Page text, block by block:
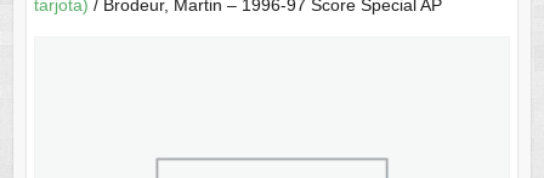
tarjota) / Brodeur, Martin – 1996-97 Score Special AP